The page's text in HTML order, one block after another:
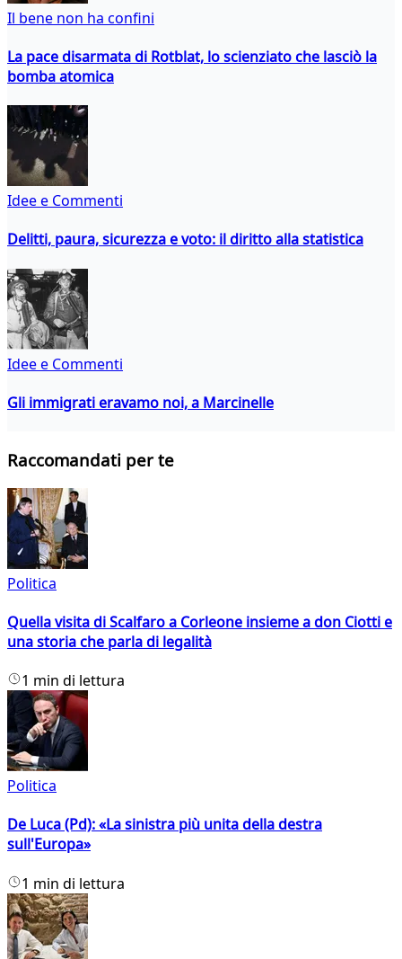
Il bene non ha confini
La pace disarmata di Rotblat, lo scienziato che lasciò la
bomba atomica
Idee e Commenti
Delitti, paura, sicurezza e voto: il diritto alla statistica
Idee e Commenti
Gli immigrati eravamo noi, a Marcinelle
Raccomandati per te
Politica
Quella visita di Scalfaro a Corleone insieme a don Ciotti e
una storia che parla di legalità
1 min di lettura
Politica
De Luca (Pd): «La sinistra più unita della destra
sull'Europa»
1 min di lettura